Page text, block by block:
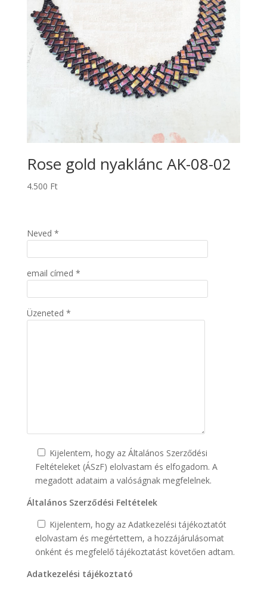
Rose gold nyaklánc AK-08-02
4.500 Ft
Neved *
email címed *
Üzeneted *
Kijelentem, hogy az Általános Szerződési
Feltételeket (ÁSzF) elolvastam és elfogadom. A
megadott adataim a valóságnak megfelelnek.
Általános Szerződési Feltételek
Kijelentem, hogy az Adatkezelési tájékoztatót
elolvastam és megértettem, a hozzájárulásomat
önként és megfelelő tájékoztatást követően adtam.
Adatkezelési tájékoztató